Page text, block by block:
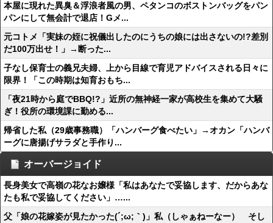
本屋に現れた異臭＆浮浪者風の男、ペタンコのボストンバッグをパン
パンにして無会計で退店！Gメ...
元コトメ「実妹の姪に祝儀出したのにうちの娘には出さないの!?差別
だ100万出せ！」→断った...
子なし保育士の義兄夫婦、上から目線で育児アドバイスされる日々に
限界！「この時期は知育おもち...
「夜21時から庭でBBQ!?」近所の無神経一家が高校生を集めて大騒
ぎ！役所の環境課に勤める...
帰省した私（29歳事務職）「ハンバーグ食べたい」→オカン「ハンバ
ーグに唐揚げサラダと手作り...
オーバージョイド
長身美女で高嶺の花なお嬢様「私はあなたで妥協します、だからあな
たも私で妥協してください」…...
父「娘の花嫁姿が見たかった(´;ω;｀)」私（しゃぁねーなー） そし